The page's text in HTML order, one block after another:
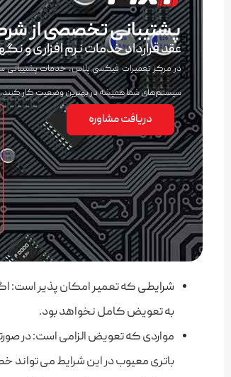
پشتیبانی تخصصی از
عقد قرارداد خدمات نرم افزاری و
در مرکز تعمیرات فیکسی پلاس، خدمات پشتیبانی
سیستم‌های شما همیشه در بهترین وضعیت کار کنند.
دریافت مشاوره
شرایطی که تعمیر امکان‌ پذیر است:
به تعویض کامل نخواهد بود.
مواردی که تعویض الزامی است: در
باتری معیوب در این شرایط می ‌تواند